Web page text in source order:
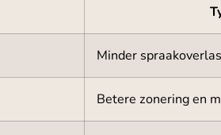
Minder
Betere zonering en